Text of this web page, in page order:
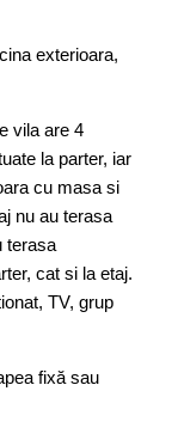
exterioara,
vila are 4
la parter, iar
cu masa si
nu au terasa
terasa
cat si la etaj.
TV, grup
fixă sau